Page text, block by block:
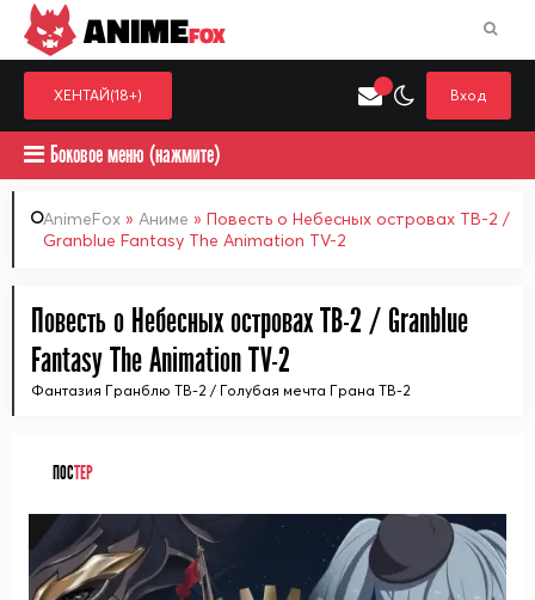
Выберите одну категорию для поиска Аниме
ANIMEFOX
ХЕНТАЙ(18+) Вход
Боковое меню (нажмите)
AnimeFox » Аниме » Повесть о Небесных островах ТВ-2 /
Granblue Fantasy The Animation TV-2
Повесть о Небесных островах ТВ-2 / Granblue
Fantasy The Animation TV-2
Фантазия Гранблю ТВ-2 / Голубая мечта Грана ТВ-2
ПОСТЕР